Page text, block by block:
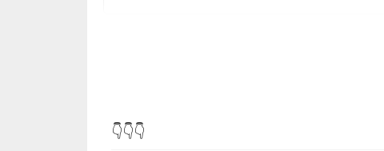
咱这故事可真是够邪乎的，讲的是俩人，
就来说说这世界上最遥远的距离，这71集
诚得很；小芳呢，长得那叫一个水灵，跟
👇👇👇